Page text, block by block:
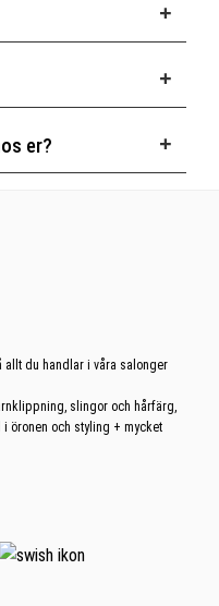
er?
allt du handlar i våra salonger
slingor och hårfärg,
öronen och styling + mycket